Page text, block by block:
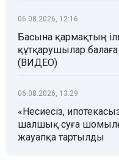
06.08.2026, 12:16
Басына қармақтың
құтқарушылар
(ВИДЕО)
06.08.2026, 13:29
«Несиесіз,
шалшық суға
жауапқа тартылды